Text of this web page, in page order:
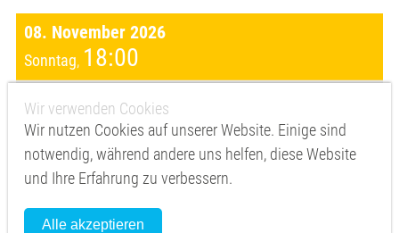
08. November 2026
Sonntag, 18:00
Moving Shadows - On Fire //
Stadttheater Euskirchen
Mehr zur Veranstaltung
Vorverkauf
Wir verwenden Cookies
Wir nutzen Cookies auf unserer Website. Einige sind
notwendig, während andere uns helfen, diese Website
und Ihre Erfahrung zu verbessern.
Alle akzeptieren